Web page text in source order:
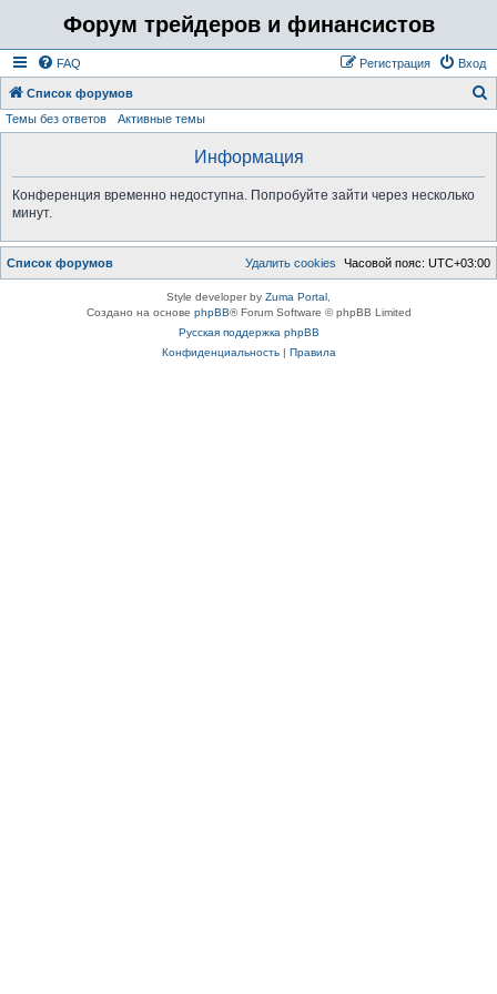
Форум трейдеров и финансистов
FAQ Вход
Регистрация
Список форумов
Темы без ответов Активные темы
Информация
Конференция временно недоступна. Попробуйте зайти через несколько
минут.
Список форумов Часовой пояс: UTC+03:00
Удалить cookies
Style developer by Zuma Portal
Создано на основе phpBB® Forum Software © phpBB Limited
Русская поддержка phpBB
Конфиденциальность| Правила